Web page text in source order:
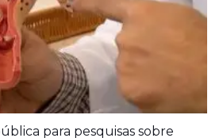
para pesquisas sobre